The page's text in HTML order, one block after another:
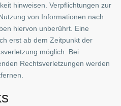
hinweisen. Verpflichtungen zur
von Informationen nach
hiervon unberührt. Eine
erst ab dem Zeitpunkt der
möglich. Bei
Rechtsverletzungen werden